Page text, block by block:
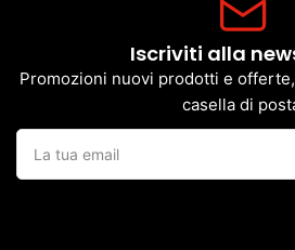
Iscriviti alla
Promozioni nuovi prodotti e
casella di
La
tua
email